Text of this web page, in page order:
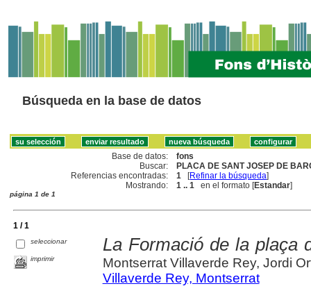
Búsqueda en la base de datos
Base de datos:
fons
Buscar:
PLACA DE SANT JOSEP DE
Referencias encontradas:
1 [Refinar la búsqueda]
Mostrando:
1 .. 1 en el formato [Estandar]
página 1 de 1
1 / 1
seleccionar
imprimir
La Formació de la plaça
Montserrat Villaverde Rey, Jordi
Villaverde Rey, Montserrat